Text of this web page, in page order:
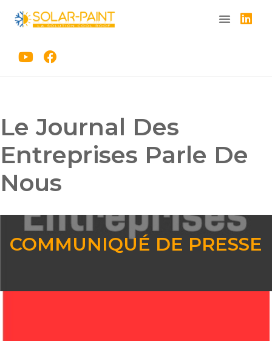
contenu
Le Journal Des
Entreprises Parle De
Nous
COMMUNIQUÉ DE PRESSE